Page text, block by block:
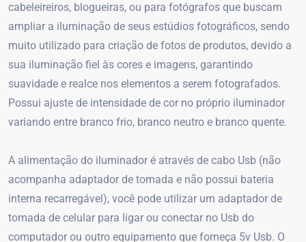
cabeleireiros, blogueiras, ou para fotógrafos que buscam
ampliar a iluminação de seus estúdios fotográficos, sendo
muito utilizado para criação de fotos de produtos, devido a
sua iluminação fiel às cores e imagens, garantindo
suavidade e realce nos elementos a serem fotografados.
Possui ajuste de intensidade de cor no próprio iluminador
variando entre branco frio, branco neutro e branco quente.
A alimentação do iluminador é através de cabo Usb (não
acompanha adaptador de tomada e não possui bateria
interna recarregável), você pode utilizar um adaptador de
tomada de celular para ligar ou conectar no Usb do
computador ou outro equipamento que forneça 5v Usb. O